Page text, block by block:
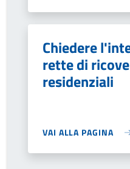
Chiedere
rette di
residenziali
VAI ALLA PAGINA